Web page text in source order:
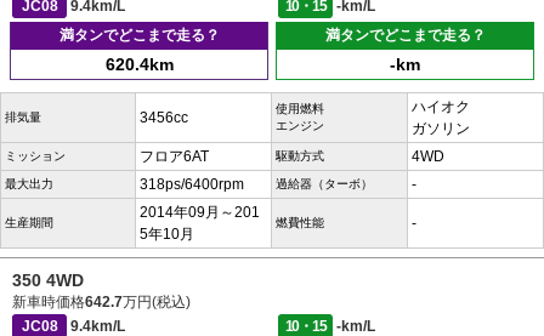
JC08
9.4km/L 10・15
-km/L
満タンでどこまで走る？
620.4km
満タンでどこまで走る？
-km
排気量 3456cc
使用燃料
エンジン
ハイオク
ガソリン
ミッション フロア6AT 駆動方式 4WD
最大出力 318ps/6400rpm 過給器（ターボ） -
生産期間
2014年09月～201
5年10月
燃費性能 -
350 4WD
新車時価格642.7万円(税込)
JC08
9.4km/L 10・15 -km/L